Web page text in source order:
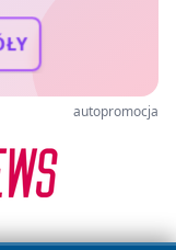
autopromocja